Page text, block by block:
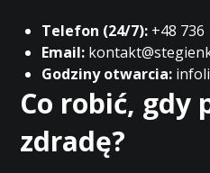
Telefon (24/7): +48 736
Email:
Godziny otwarcia:
Co robić, gdy
zdradę?